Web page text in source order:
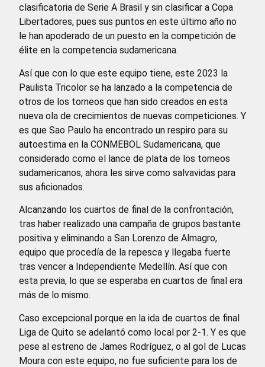
clasificatoria de Serie A Brasil y sin clasificar a Copa
Libertadores, pues sus puntos en este último año no
le han apoderado de un puesto en la competición de
élite en la competencia sudamericana.
Así que con lo que este equipo tiene, este 2023 la
Paulista Tricolor se ha lanzado a la competencia de
otros de los torneos que han sido creados en esta
nueva ola de crecimientos de nuevas competiciones. Y
es que Sao Paulo ha encontrado un respiro para su
autoestima en la CONMEBOL Sudamericana, que
considerado como el lance de plata de los torneos
sudamericanos, ahora les sirve como salvavidas para
sus aficionados.
Alcanzando los cuartos de final de la confrontación,
tras haber realizado una campaña de grupos bastante
positiva y eliminando a San Lorenzo de Almagro,
equipo que procedía de la repesca y llegaba fuerte
tras vencer a Independiente Medellín. Así que con
esta previa, lo que se esperaba en cuartos de final era
más de lo mismo.
Caso excepcional porque en la ida de cuartos de final
Liga de Quito se adelantó como local por 2-1. Y es que
pese al estreno de James Rodríguez, o al gol de Lucas
Moura con este equipo, no fue suficiente para los de